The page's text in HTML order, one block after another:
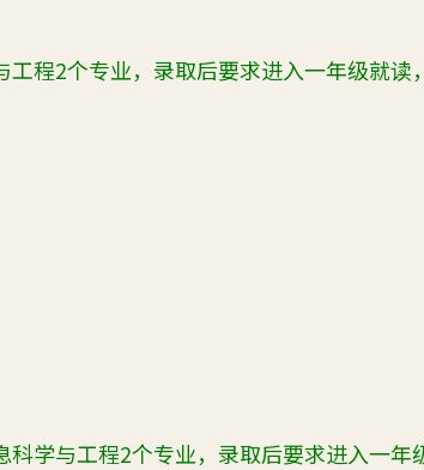
程2个专业，录取后要求进入一年级就读
科学与工程2个专业，录取后要求进入一年